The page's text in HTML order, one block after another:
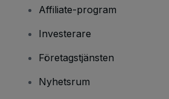
Affiliate-program
Investerare
Företagstjänsten
Nyhetsrum